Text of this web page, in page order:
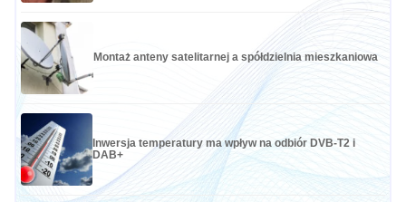
Montaż anteny satelitarnej a spółdzielnia mieszkaniowa
Inwersja temperatury ma wpływ na odbiór DVB-T2 i
DAB+